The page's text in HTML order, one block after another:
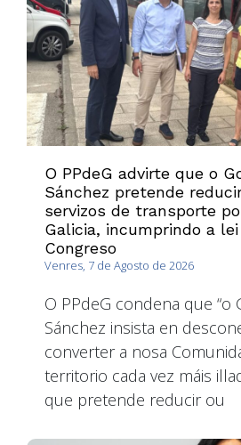
O PPdeG advirte que o
Sánchez pretende
servizos de transporte
Galicia, incumprindo a
Congreso
Venres, 7 de Agosto de 2026
O PPdeG condena que “o
Sánchez insista en
converter a nosa
territorio cada vez máis
que pretende reducir ou